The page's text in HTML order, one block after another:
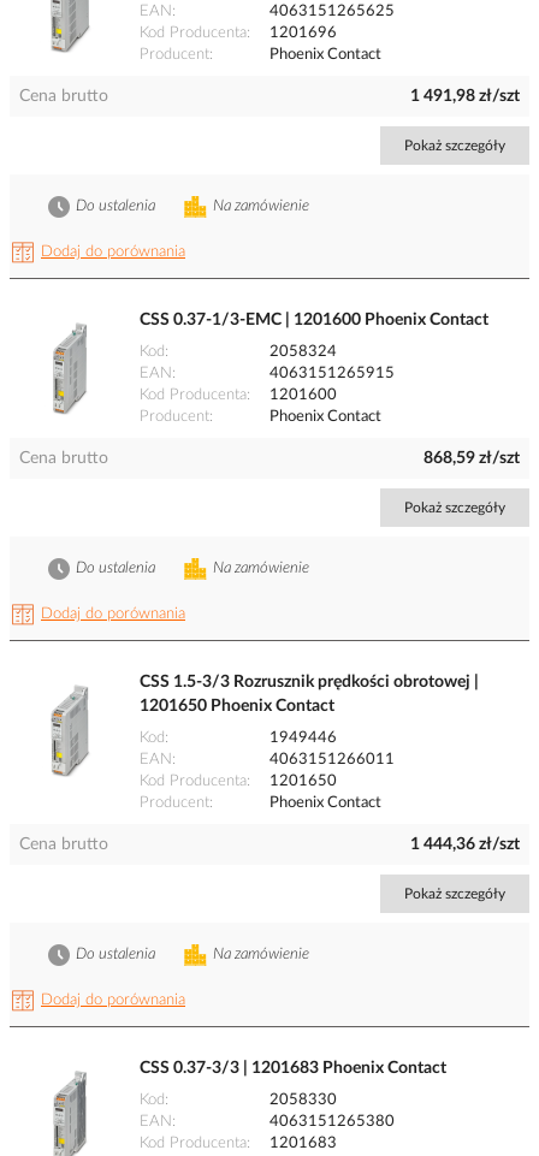
EAN
4063151265625
Kod Producenta
1201696
Producent
Phoenix Contact
Cena brutto 1 491,98 zł/szt
Pokaż szczegóły
Dodaj do porównania
Na zamówienie
Do ustalenia
CSS 0.37-1/3-EMC | 1201600 Phoenix Contact
Kod
2058324
EAN
4063151265915
Kod Producenta
1201600
Producent
Phoenix Contact
Cena brutto 868,59 zł/szt
Pokaż szczegóły
Dodaj do porównania
Na zamówienie
Do ustalenia
CSS 1.5-3/3 Rozrusznik prędkości obrotowej |
1201650 Phoenix Contact
Kod
1949446
EAN
4063151266011
Kod Producenta
1201650
Producent
Phoenix Contact
Cena brutto 1 444,36 zł/szt
Pokaż szczegóły
Dodaj do porównania
Na zamówienie
Do ustalenia
CSS 0.37-3/3 | 1201683 Phoenix Contact
Kod
2058330
EAN
4063151265380
Kod Producenta
1201683